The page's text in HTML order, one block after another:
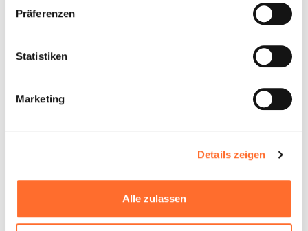
Präferenzen
Statistiken
Marketing
Details zeigen
Alle zulassen